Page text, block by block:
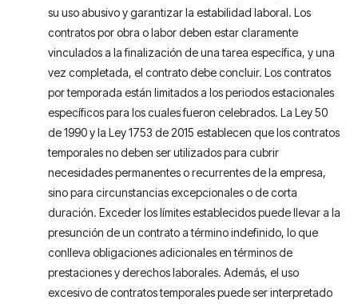
su uso abusivo y garantizar la estabilidad laboral. Los
contratos por obra o labor deben estar claramente
vinculados a la finalización de una tarea específica, y una
vez completada, el contrato debe concluir. Los contratos
por temporada están limitados a los periodos estacionales
específicos para los cuales fueron celebrados. La Ley 50
de 1990 y la Ley 1753 de 2015 establecen que los contratos
temporales no deben ser utilizados para cubrir
necesidades permanentes o recurrentes de la empresa,
sino para circunstancias excepcionales o de corta
duración. Exceder los límites establecidos puede llevar a la
presunción de un contrato a término indefinido, lo que
conlleva obligaciones adicionales en términos de
prestaciones y derechos laborales. Además, el uso
excesivo de contratos temporales puede ser interpretado